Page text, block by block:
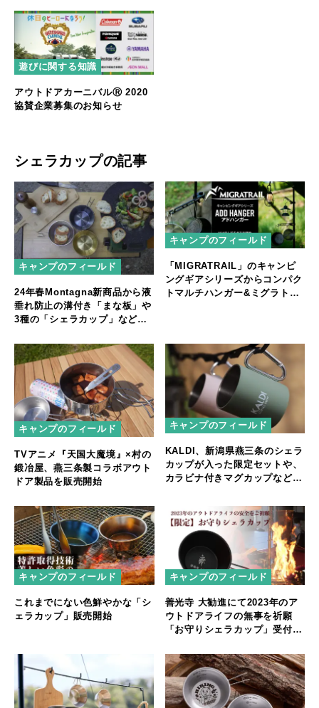
遊びに関する知識
アウトドアカーニバルⓇ 2020
協賛企業募集のお知らせ
シェラカップの記事
キャンプのフィールド
24年春Montagna新商品から液
垂れ防止の溝付き「まな板」や
3種の「シェラカップ」など普
場
キャンプのフィールド
「MIGRATRAIL」のキャンピ
ングギアシリーズからコンパク
トマルチハンガー&ミグラトレ
キャンプのフィールド
TVアニメ『天国大魔境』×村の
鍛冶屋、燕三条製コラボアウト
ドア製品を販売開始
キャンプのフィールド
KALDI、新潟県燕三条のシェラ
カップが入った限定セットや、
カラビナ付きマグカップなどア
キャンプのフィールド
これまでにない色鮮やかな「シ
ェラカップ」販売開始
キャンプのフィールド
善光寺 大勧進にて2023年のア
ウトドアライフの無事を祈願
「お守りシェラカップ」受付を